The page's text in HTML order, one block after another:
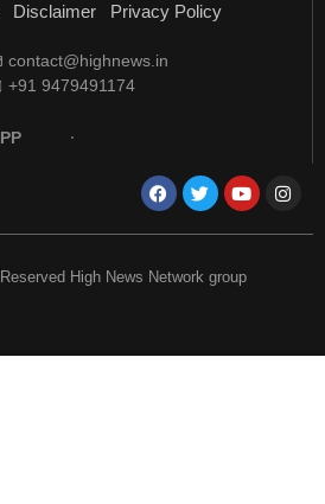
Disclaimer Privacy Policy
contact@highnews.in
+91 9479491174
High News Network group